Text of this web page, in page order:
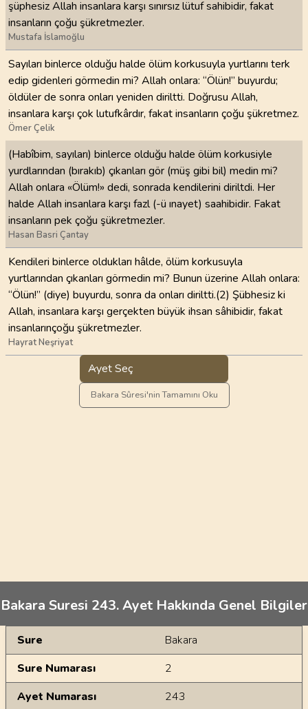
şüphesiz Allah insanlara karşı sınırsız lütuf sahibidir, fakat
insanların çoğu şükretmezler.
Mustafa İslamoğlu
Sayıları binlerce olduğu halde ölüm korkusuyla yurtlarını terk
edip gidenleri görmedin mi? Allah onlara: “Ölün!” buyurdu;
öldüler de sonra onları yeniden diriltti. Doğrusu Allah,
insanlara karşı çok lutufkârdır, fakat insanların çoğu şükretmez.
Ömer Çelik
(Habîbim, sayıları) binlerce olduğu halde ölüm korkusiyle
yurdlarından (bırakıb) çıkanları gör (müş gibi bil) medin mi?
Allah onlara «Ölüm!» dedi, sonrada kendilerini diriltdi. Her
halde Allah insanlara karşı fazl (-ü ınayet) saahibidir. Fakat
insanların pek çoğu şükretmezler.
Hasan Basri Çantay
Kendileri binlerce oldukları hâlde, ölüm korkusuyla
yurtlarından çıkanları görmedin mi? Bunun üzerine Allah onlara:
“Ölün!” (diye) buyurdu, sonra da onları diriltti.(2) Şübhesiz ki
Allah, insanlara karşı gerçekten büyük ihsan sâhibidir, fakat
insanlarınçoğu şükretmezler.
Hayrat Neşriyat
Ayet Seç
Bakara Sûresi'nin Tamamını Oku
Bakara Suresi 243. Ayet Hakkında Genel Bilgiler
Genel Bilgiler
Sure
Bakara
Sure Numarası
2
Ayet Numarası
243